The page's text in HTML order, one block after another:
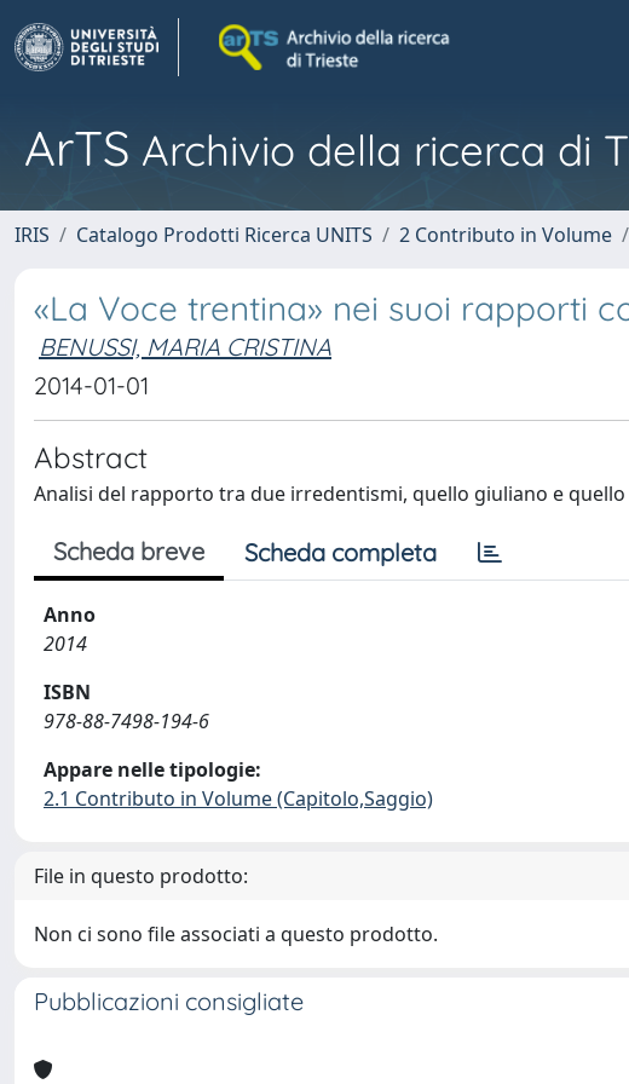
ArTS Archivio della ricerca di
IRIS Catalogo Prodotti Ricerca UNITS 2 Contributo in Volume
«La Voce trentina» nei suoi rapporti
BENUSSI, MARIA CRISTINA
2014-01-01
Abstract
Analisi del rapporto tra due irredentismi, quello giuliano e
Scheda breve Scheda completa
Anno
2014
ISBN
978-88-7498-194-6
Appare nelle tipologie:
2.1 Contributo in Volume (Capitolo,Saggio)
File in questo prodotto:
Non ci sono file associati a questo prodotto.
Pubblicazioni consigliate